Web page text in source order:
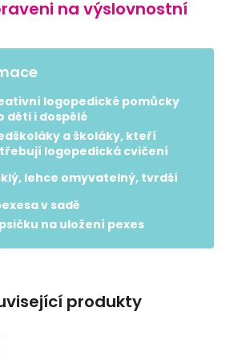
produkty
na výslovnostní
logopedické pomůcky
děti i dospělé
a školáky, kteří
logopedická cvičení
lehce omyvatelný, tvrdší
v sadě
na uložení pexes